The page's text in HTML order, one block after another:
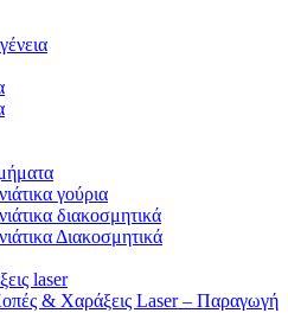
γούρια
διακοσμητικά
Διακοσμητικά
laser
& Χαράξεις Laser – Παραγωγή